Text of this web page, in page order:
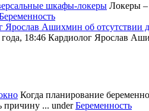
шкафы-локеры Локеры –
18:46 Кардиолог Ярослав
Когда планирование
причину ... underБеременность